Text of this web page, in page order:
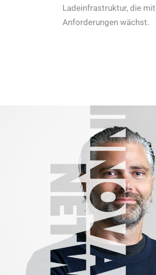
Ladeinfrastruktur, die
Anforderungen wächst.